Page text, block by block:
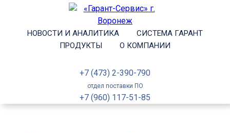
НОВОСТИ И АНАЛИТИКА
СИСТЕМА ГАРАНТ
ПРОДУКТЫ
О КОМПАНИИ
+7 (473) 2-390-790
отдел поставки ПО
+7 (960) 117-51-85